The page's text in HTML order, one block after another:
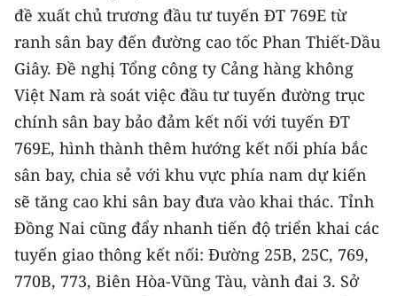
đề xuất chủ trương đầu tư tuyến ĐT 769E từ
ranh sân bay đến đường cao tốc Phan Thiết-Dầu
Giây. Đề nghị Tổng công ty Cảng hàng không
Việt Nam rà soát việc đầu tư tuyến đường trục
chính sân bay bảo đảm kết nối với tuyến ĐT
769E, hình thành thêm hướng kết nối phía bắc
sân bay, chia sẻ với khu vực phía nam dự kiến
sẽ tăng cao khi sân bay đưa vào khai thác. Tỉnh
Đồng Nai cũng đẩy nhanh tiến độ triển khai các
tuyến giao thông kết nối: Đường 25B, 25C, 769,
770B, 773, Biên Hòa-Vũng Tàu, vành đai 3. Sở